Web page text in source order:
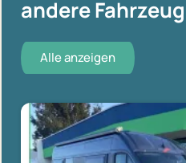
andere
Alle anzeigen